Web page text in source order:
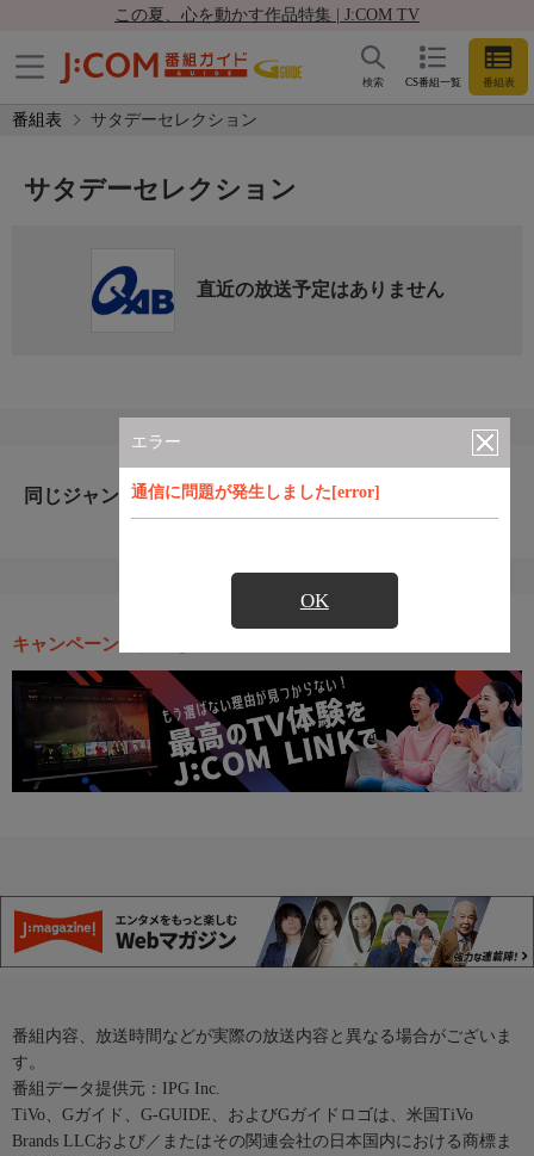
この夏、心を動かす作品特集 | J:COM TV
CS番組一覧 番組表
検索
番組表 サタデーセレクション
エラー
通信に問題が発生しました[error]
OK
サタデーセレクション
直近の放送予定はありません
同じジャンルのおすすめ番組
キャンペーン・お得な情報
番組内容、放送時間などが実際の放送内容と異なる場合がございま
す。
番組データ提供元：IPG Inc.
TiVo、Gガイド、G-GUIDE、およびGガイドロゴは、米国TiVo
Brands LLCおよび／またはその関連会社の日本国内における商標ま